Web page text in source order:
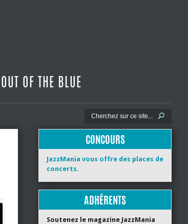
OUT OF THE BLUE
CONCOURS
JazzMania vous offre des places de
concerts.
ADHÉRENTS
Soutenez le magazine JazzMania